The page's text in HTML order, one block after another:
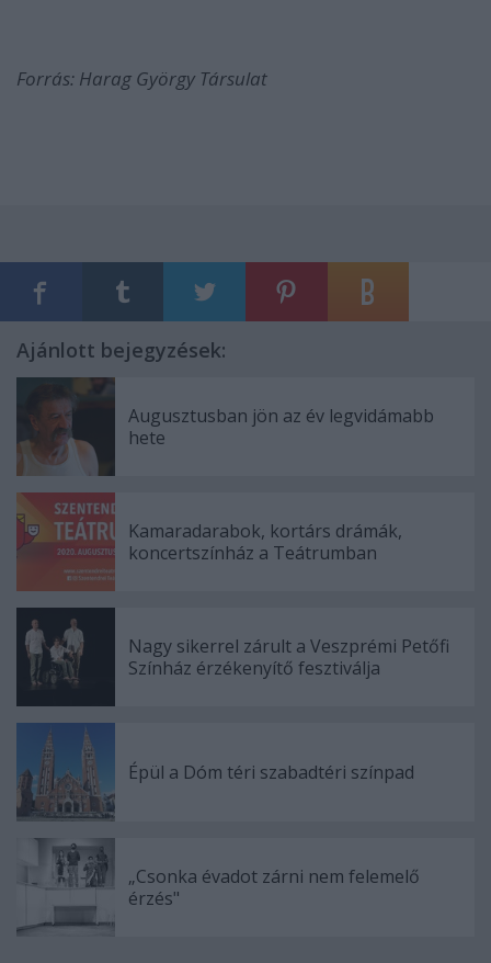
Forrás: Harag György Társulat
Ajánlott bejegyzések:
Augusztusban jön az év legvidámabb
hete
Kamaradarabok, kortárs drámák,
koncertszínház a Teátrumban
Nagy sikerrel zárult a Veszprémi Petőfi
Színház érzékenyítő fesztiválja
Épül a Dóm téri szabadtéri színpad
„Csonka évadot zárni nem felemelő
érzés"